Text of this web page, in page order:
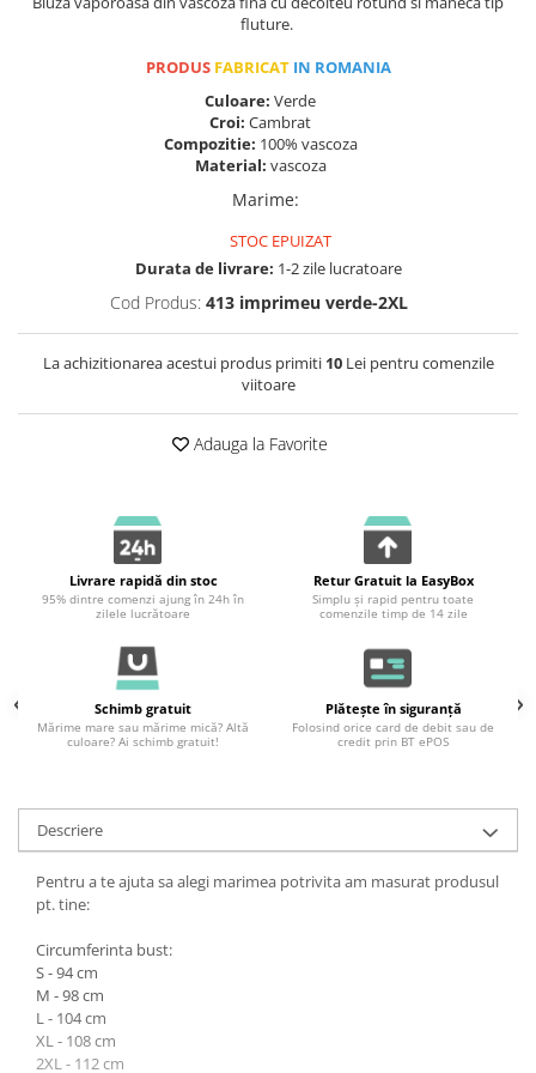
fluture.
PRODUSFABRICAT IN ROMANIA
Culoare: Verde
Croi: Cambrat
Compozitie: 100% vascoza
Material: vascoza
Marime:
STOC EPUIZAT
Durata de livrare: 1-2 zile lucratoare
Cod Produs: 413 imprimeu verde-2XL
La achizitionarea acestui produs primiti 10Lei pentru comenzile
viitoare
Adauga la Favorite
Livrare rapidă din stoc
95% dintre comenzi ajung în 24h în
zilele lucrătoare
Retur Gratuit la EasyBox
Simplu și rapid pentru toate
comenzile timp de 14 zile
Schimb gratuit
Mărime mare sau mărime mică? Altă
culoare? Ai schimb gratuit!
Plătește în siguranță
Folosind orice card de debit sau de
credit prin BT ePOS
Descriere
Pentru a te ajuta sa alegi marimea potrivita am masurat produsul
pt. tine:
Circumferinta bust:
S - 94 cm
M - 98 cm
L - 104 cm
XL - 108 cm
2XL - 112 cm